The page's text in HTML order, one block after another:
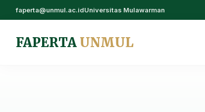
faperta@unmul.ac.idUniversitas Mulawarman
FAPERTA UNMUL